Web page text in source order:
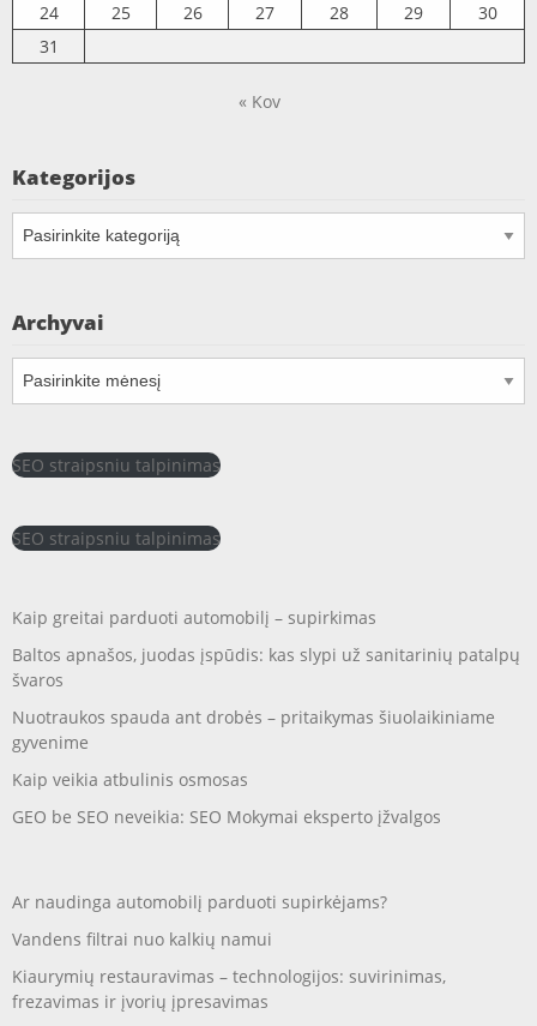
24
25 26 27 28 29
30
31
« Kov
Kategorijos
Kategorijos
Archyvai
Archyvai
SEO straipsniu talpinimas
SEO straipsniu talpinimas
Kaip greitai parduoti automobilį – supirkimas
Baltos apnašos, juodas įspūdis: kas slypi už sanitarinių patalpų
švaros
Nuotraukos spauda ant drobės – pritaikymas šiuolaikiniame
gyvenime
Kaip veikia atbulinis osmosas
GEO be SEO neveikia: SEO Mokymai eksperto įžvalgos
Ar naudinga automobilį parduoti supirkėjams?
Vandens filtrai nuo kalkių namui
Kiaurymių restauravimas – technologijos: suvirinimas,
frezavimas ir įvorių įpresavimas